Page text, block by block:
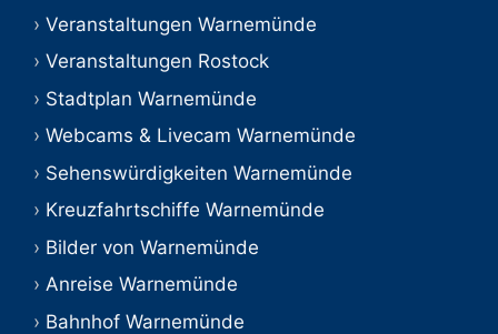
Veranstaltungen Warnemünde
Veranstaltungen Rostock
Stadtplan Warnemünde
Webcams & Livecam Warnemünde
Sehenswürdigkeiten Warnemünde
Kreuzfahrtschiffe Warnemünde
Bilder von Warnemünde
Anreise Warnemünde
Bahnhof Warnemünde